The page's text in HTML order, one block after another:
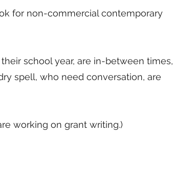
for non-commercial contemporary
school year, are in-between times,
spell, who need conversation, are
working on grant writing.)